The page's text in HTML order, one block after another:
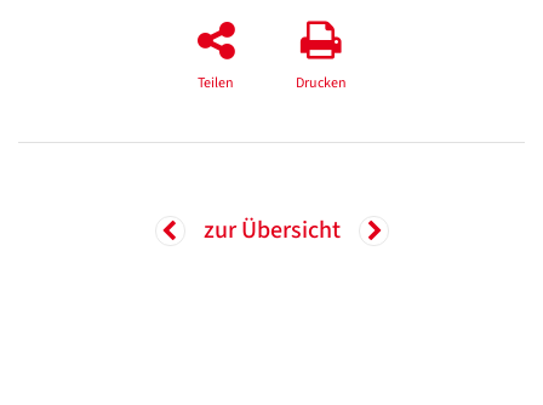
Teilen Drucken
zur Übersicht
ZURÜCK
Datenschutzerklärung
Übersetzen
ZURÜCK